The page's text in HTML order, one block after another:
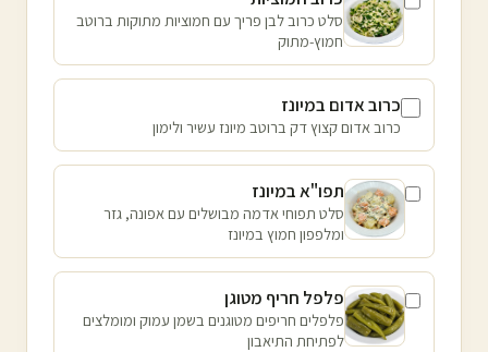
סלט כרוב לבן פריך עם חמוציות מתוקות ברוטב
חמוץ-מתוק
כרוב אדום במיונז
כרוב אדום קצוץ דק ברוטב מיונז עשיר ולימון
תפו"א במיונז
סלט תפוחי אדמה מבושלים עם אפונה, גזר
ומלפפון חמוץ במיונז
פלפל חריף מטוגן
פלפלים חריפים מטוגנים בשמן עמוק ומומלצים
לפתיחת התיאבון